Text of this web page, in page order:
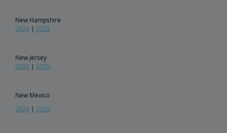
New Hampshire
2024 | 2025
New Jersey
2024 | 2025
New Mexico
2024 | 2025